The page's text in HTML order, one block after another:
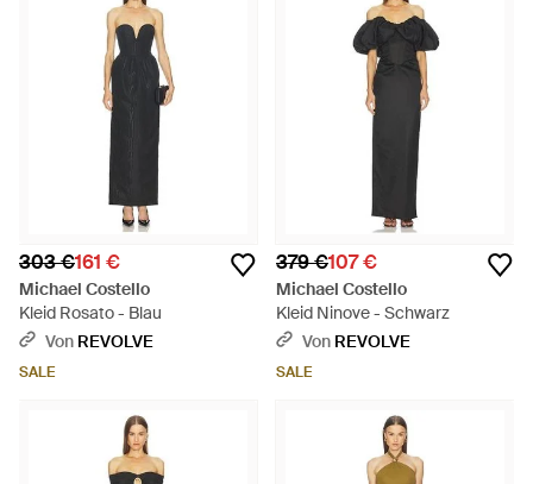
303 €161 €
Michael Costello
Kleid Rosato - Blau
Von REVOLVE
SALE
379 €107 €
Michael Costello
Kleid Ninove - Schwarz
Von REVOLVE
SALE